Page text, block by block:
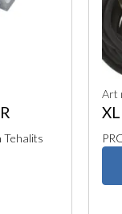
Tehalits
Art